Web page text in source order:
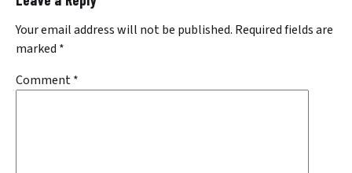
Your email address will not be published. Required fields are
marked *
Comment*